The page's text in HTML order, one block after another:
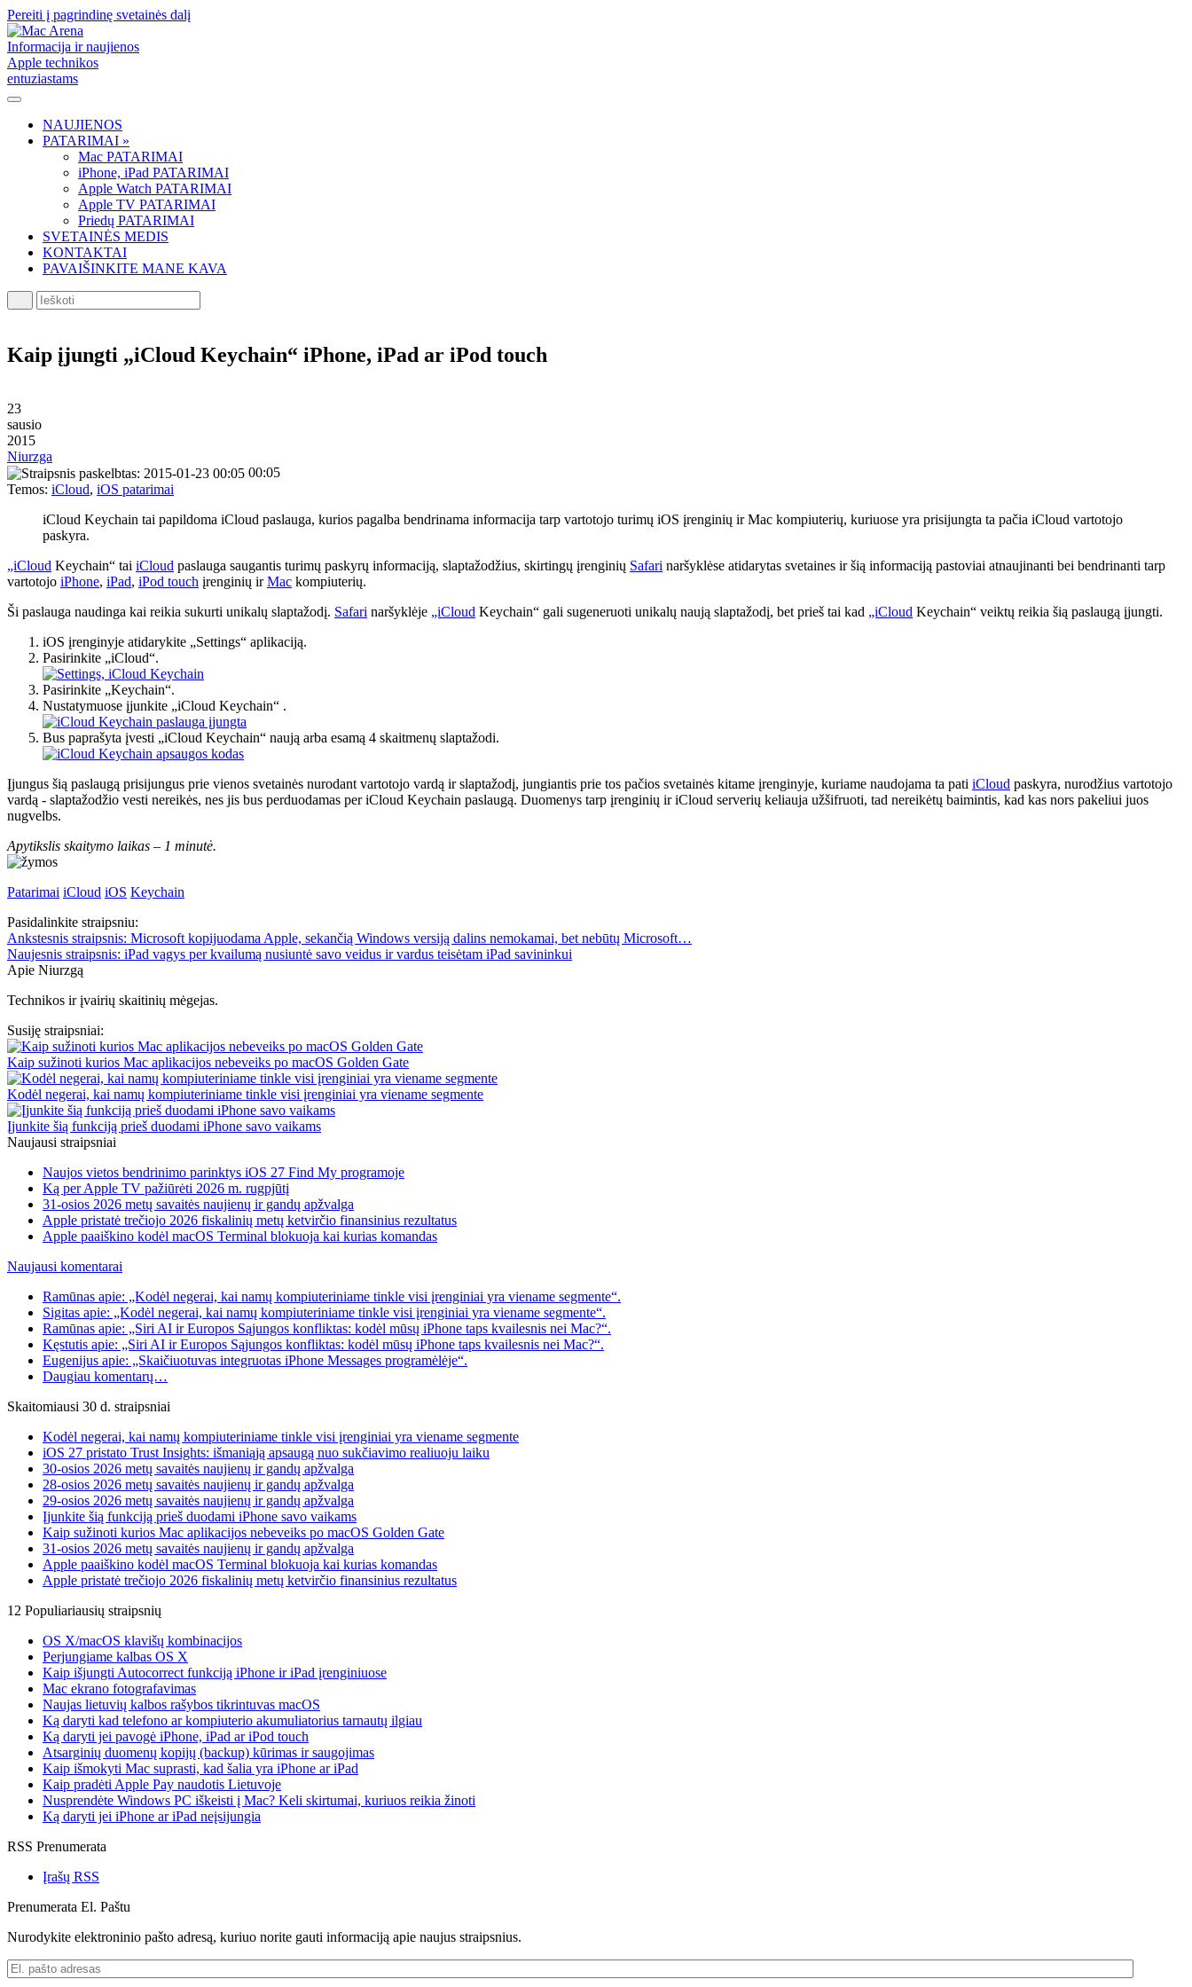
Pereiti į pagrindinę svetainės dalį
Informacija ir naujienos
Apple technikos
entuziastams
NAUJIENOS
PATARIMAI »
Mac PATARIMAI
iPhone, iPad PATARIMAI
Apple Watch PATARIMAI
Apple TV PATARIMAI
Priedų PATARIMAI
SVETAINĖS MEDIS
KONTAKTAI
PAVAIŠINKITE MANE KAVA
Ieškoti
Kaip įjungti „iCloud Keychain“ iPhone, iPad ar iPod touch
23
sausio
2015
Niurzga
00:05
Temos: iCloud, iOS patarimai
iCloud Keychain tai papildoma iCloud paslauga, kurios pagalba bendrinama informacija tarp vartotojo turimų iOS įrenginių ir Mac kompiuterių, kuriuose yra prisijungta ta pačia iCloud vartotojo
paskyra.
„iCloud Keychain“ tai iCloud paslauga saugantis turimų paskyrų informaciją, slaptažodžius, skirtingų įrenginių Safari naršyklėse atidarytas svetaines ir šią informaciją pastoviai atnaujinanti bei bendrinanti tarp
vartotojo iPhone, iPad, iPod touch įrenginių irMac kompiuterių.
Ši paslauga naudinga kai reikia sukurti unikalų slaptažodį. Safari naršyklėje „iCloud Keychain“ gali sugeneruoti unikalų naują slaptažodį, bet prieš tai kad „iCloud Keychain“ veiktų reikia šią paslaugą įjungti.
iOS įrenginyje atidarykite „Settings“ aplikaciją.
Pasirinkite „iCloud“.
Pasirinkite „Keychain“.
Nustatymuose įjunkite „iCloud Keychain“ .
Bus paprašyta įvesti „iCloud Keychain“ naują arba esamą 4 skaitmenų slaptažodi.
Įjungus šią paslaugą prisijungus prie vienos svetainės nurodant vartotojo vardą ir slaptažodį, jungiantis prie tos pačios svetainės kitame įrenginyje, kuriame naudojama ta pati iCloud paskyra, nurodžius vartotojo
vardą - slaptažodžio vesti nereikės, nes jis bus perduodamas per iCloud Keychain paslaugą. Duomenys tarp įrenginių ir iCloud serverių keliauja užšifruoti, tad nereikėtų baimintis, kad kas nors pakeliui juos
nugvelbs.
Apytikslis skaitymo laikas – 1 minutė.
Patarimai iCloud iOS Keychain
Pasidalinkite straipsniu:
Ankstesnis straipsnis: Microsoft kopijuodama Apple, sekančią Windows versiją dalins nemokamai, bet nebūtų Microsoft…
Naujesnis straipsnis: iPad vagys per kvailumą nusiuntė savo veidus ir vardus teisėtam iPad savininkui
Apie Niurzgą
Technikos ir įvairių skaitinių mėgejas.
Susiję straipsniai:
Kaip sužinoti kurios Mac aplikacijos nebeveiks po macOS Golden Gate
Kodėl negerai, kai namų kompiuteriniame tinkle visi įrenginiai yra viename segmente
Įjunkite šią funkciją prieš duodami iPhone savo vaikams
Naujausi straipsniai
Naujos vietos bendrinimo parinktys iOS 27 Find My programoje
Ką per Apple TV pažiūrėti 2026 m. rugpjūtį
31-osios 2026 metų savaitės naujienų ir gandų apžvalga
Apple pristatė trečiojo 2026 fiskalinių metų ketvirčio finansinius rezultatus
Apple paaiškino kodėl macOS Terminal blokuoja kai kurias komandas
Naujausi komentarai
Ramūnas apie: „Kodėl negerai, kai namų kompiuteriniame tinkle visi įrenginiai yra viename segmente“.
Sigitas apie: „Kodėl negerai, kai namų kompiuteriniame tinkle visi įrenginiai yra viename segmente“.
Ramūnas apie: „Siri AI ir Europos Sąjungos konfliktas: kodėl mūsų iPhone taps kvailesnis nei Mac?“.
Kęstutis apie: „Siri AI ir Europos Sąjungos konfliktas: kodėl mūsų iPhone taps kvailesnis nei Mac?“.
Eugenijus apie: „Skaičiuotuvas integruotas iPhone Messages programėlėje“.
Daugiau komentarų…
Skaitomiausi 30 d. straipsniai
Kodėl negerai, kai namų kompiuteriniame tinkle visi įrenginiai yra viename segmente
iOS 27 pristato Trust Insights: išmaniąją apsaugą nuo sukčiavimo realiuoju laiku
30-osios 2026 metų savaitės naujienų ir gandų apžvalga
28-osios 2026 metų savaitės naujienų ir gandų apžvalga
29-osios 2026 metų savaitės naujienų ir gandų apžvalga
Įjunkite šią funkciją prieš duodami iPhone savo vaikams
Kaip sužinoti kurios Mac aplikacijos nebeveiks po macOS Golden Gate
31-osios 2026 metų savaitės naujienų ir gandų apžvalga
Apple paaiškino kodėl macOS Terminal blokuoja kai kurias komandas
Apple pristatė trečiojo 2026 fiskalinių metų ketvirčio finansinius rezultatus
12 Populiariausių straipsnių
OS X/macOS klavišų kombinacijos
Perjungiame kalbas OS X
Kaip išjungti Autocorrect funkciją iPhone ir iPad įrenginiuose
Mac ekrano fotografavimas
Naujas lietuvių kalbos rašybos tikrintuvas macOS
Ką daryti kad telefono ar kompiuterio akumuliatorius tarnautų ilgiau
Ką daryti jei pavogė iPhone, iPad ar iPod touch
Atsarginių duomenų kopijų (backup) kūrimas ir saugojimas
Kaip išmokyti Mac suprasti, kad šalia yra iPhone ar iPad
Kaip pradėti Apple Pay naudotis Lietuvoje
Nusprendėte Windows PC iškeisti į Mac? Keli skirtumai, kuriuos reikia žinoti
Ką daryti jei iPhone ar iPad neįsijungia
RSS Prenumerata
Įrašų RSS
Prenumerata El. Paštu
Nurodykite elektroninio pašto adresą, kuriuo norite gauti informaciją apie naujus straipsnius.
El.
pašto